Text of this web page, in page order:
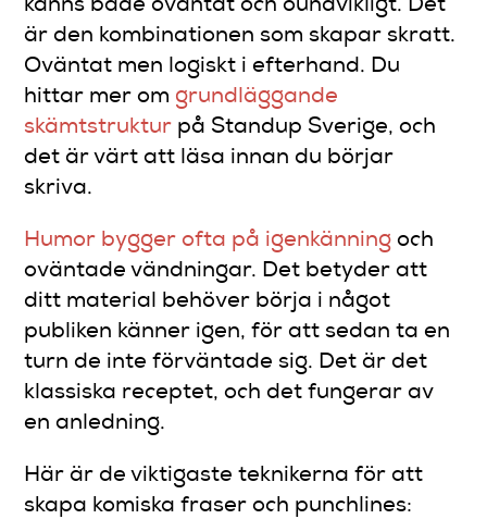
känns både oväntat och oundvikligt. Det
är den kombinationen som skapar skratt.
Oväntat men logiskt i efterhand. Du
hittar mer om grundläggande
skämtstruktur på Standup Sverige, och
det är värt att läsa innan du börjar
skriva.
Humor bygger ofta på igenkänning och
oväntade vändningar. Det betyder att
ditt material behöver börja i något
publiken känner igen, för att sedan ta en
turn de inte förväntade sig. Det är det
klassiska receptet, och det fungerar av
en anledning.
Här är de viktigaste teknikerna för att
skapa komiska fraser och punchlines: